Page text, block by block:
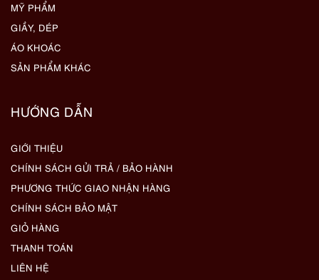
MỸ PHẨM
GIẦY, DÉP
ÁO KHOÁC
SẢN PHẨM KHÁC
HƯỚNG DẪN
GIỚI THIỆU
CHÍNH SÁCH GỬI TRẢ / BẢO HÀNH
PHƯƠNG THỨC GIAO NHẬN HÀNG
CHÍNH SÁCH BẢO MẬT
GIỎ HÀNG
THANH TOÁN
LIÊN HỆ